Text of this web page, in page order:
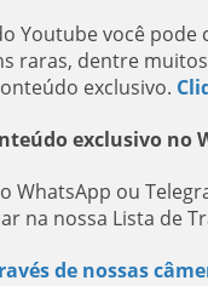
Youtube você
raras, dentre
exclusivo.
exclusivo no
WhatsApp ou
na nossa Lista de
de nossas